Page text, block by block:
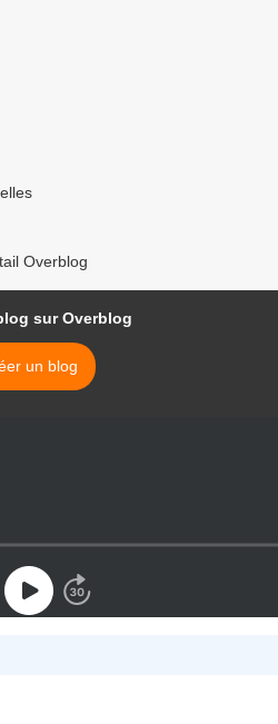
Overblog
sur Overblog
un blog